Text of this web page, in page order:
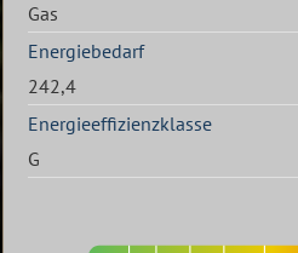
Gas
Energiebedarf
242,4
Energieeffizienzklasse
G